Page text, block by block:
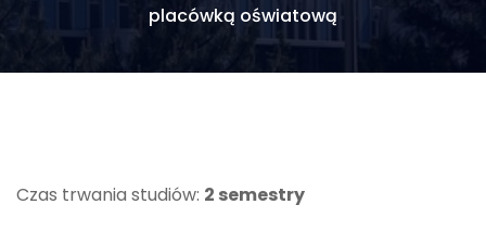
placówką oświatową
Czas trwania studiów: 2 semestry